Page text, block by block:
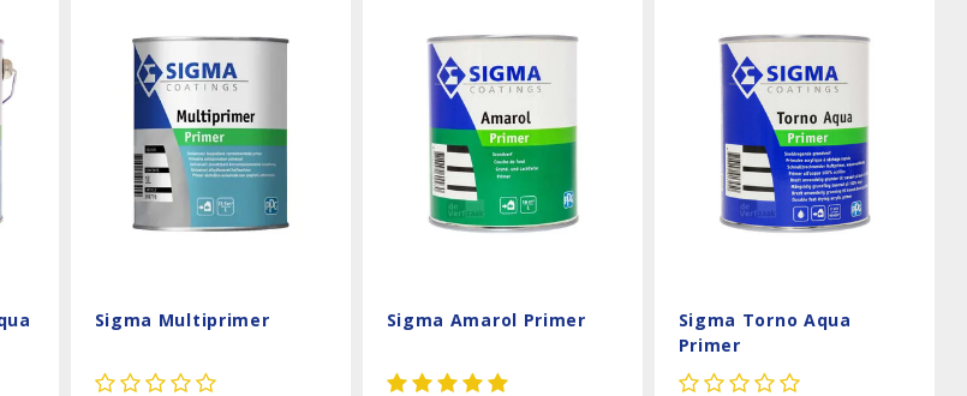
Sigma Multiprimer Sigma Amarol Primer
Sigma Torno Aqua
Primer